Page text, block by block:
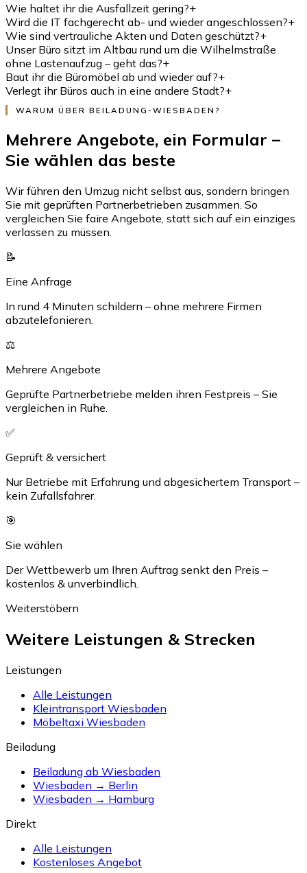
Wie haltet ihr die Ausfallzeit gering?+
Wird die IT fachgerecht ab- und wieder angeschlossen?+
Wie sind vertrauliche Akten und Daten geschützt?+
Unser Büro sitzt im Altbau rund um die Wilhelmstraße
ohne Lastenaufzug – geht das?+
Baut ihr die Büromöbel ab und wieder auf?+
Verlegt ihr Büros auch in eine andere Stadt?+
WARUM ÜBER BEILADUNG-WIESBADEN?
Mehrere Angebote, ein Formular –
Sie wählen das beste
Wir führen den Umzug nicht selbst aus, sondern bringen
Sie mit geprüften Partnerbetrieben zusammen. So
vergleichen Sie faire Angebote, statt sich auf ein einziges
verlassen zu müssen.
📝
Eine Anfrage
In rund 4 Minuten schildern – ohne mehrere Firmen
abzutelefonieren.
⚖️
Mehrere Angebote
Geprüfte Partnerbetriebe melden ihren Festpreis – Sie
vergleichen in Ruhe.
✅
Geprüft & versichert
Nur Betriebe mit Erfahrung und abgesichertem Transport –
kein Zufallsfahrer.
🎯
Sie wählen
Der Wettbewerb um Ihren Auftrag senkt den Preis –
kostenlos & unverbindlich.
Weiterstöbern
Weitere Leistungen & Strecken
Leistungen
Alle Leistungen
Kleintransport Wiesbaden
Möbeltaxi Wiesbaden
Beiladung
Beiladung ab Wiesbaden
Wiesbaden → Berlin
Wiesbaden → Hamburg
Direkt
Alle Leistungen
Kostenloses Angebot